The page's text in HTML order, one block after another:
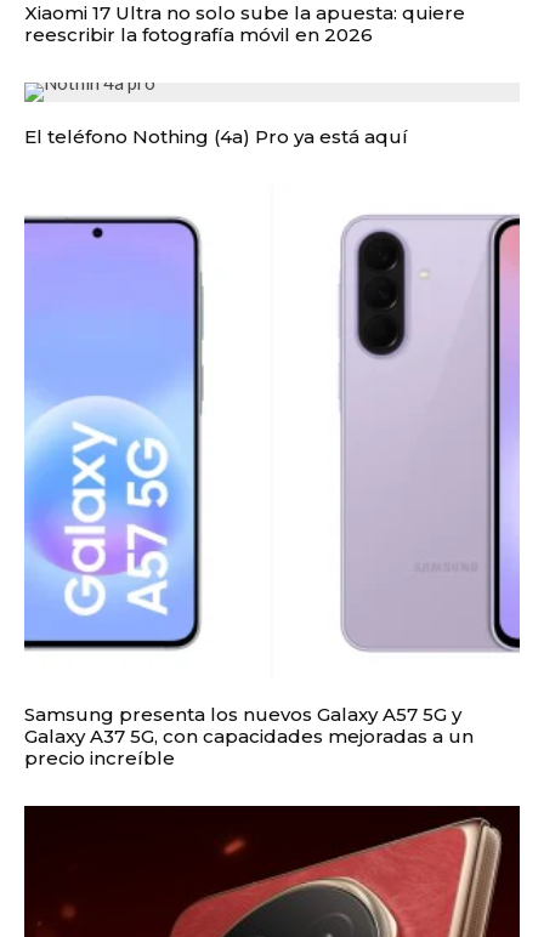
Xiaomi 17 Ultra no solo sube la apuesta: quiere
reescribir la fotografía móvil en 2026
El teléfono Nothing (4a) Pro ya está aquí
Samsung presenta los nuevos Galaxy A57 5G y
Galaxy A37 5G, con capacidades mejoradas a un
precio increíble